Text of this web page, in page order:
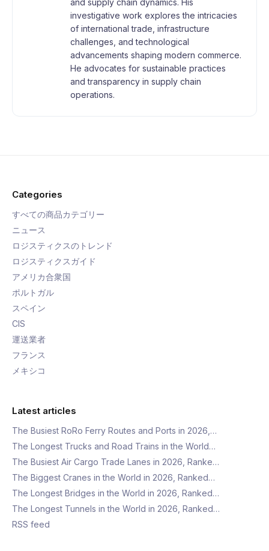
and supply chain dynamics. His
investigative work explores the intricacies
of international trade, infrastructure
challenges, and technological
advancements shaping modern commerce.
He advocates for sustainable practices
and transparency in supply chain
operations.
Categories
すべての商品カテゴリー
ニュース
ロジスティクスのトレンド
ロジスティクスガイド
アメリカ合衆国
ポルトガル
スペイン
CIS
運送業者
フランス
メキシコ
Latest articles
The Busiest RoRo Ferry Routes and Ports in 2026,…
The Longest Trucks and Road Trains in the World…
The Busiest Air Cargo Trade Lanes in 2026, Ranke…
The Biggest Cranes in the World in 2026, Ranked…
The Longest Bridges in the World in 2026, Ranked…
The Longest Tunnels in the World in 2026, Ranked…
RSS feed